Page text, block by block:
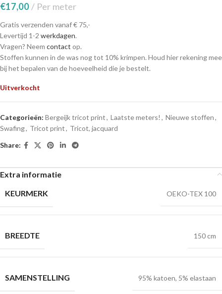
€17,00 Per meter
Gratis verzenden vanaf € 75,-
Levertijd 1-2 werkdagen.
Vragen? Neem contact op.
Stoffen kunnen in de was nog tot 10% krimpen. Houd hier rekening mee
bij het bepalen van de hoeveelheid die je bestelt.
Uitverkocht
Categorieën: Bergeijk tricot print, Laatste meters! , Nieuwe stoffen,
Swafing, Tricot print, Tricot, jacquard
Share:
Extra informatie
KEURMERK
OEKO-TEX 100
BREEDTE 150 cm
SAMENSTELLING 95% katoen, 5% elastaan